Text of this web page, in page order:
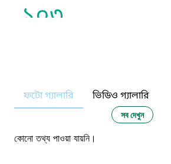
১০৩
নারী ও শিশু নির্যাতন প্রতিরোধ
১০৬
ফটো গ্যালারি ভিডিও গ্যালারি
সব দেখুন
কোনো তথ্য পাওয়া যায়নি।